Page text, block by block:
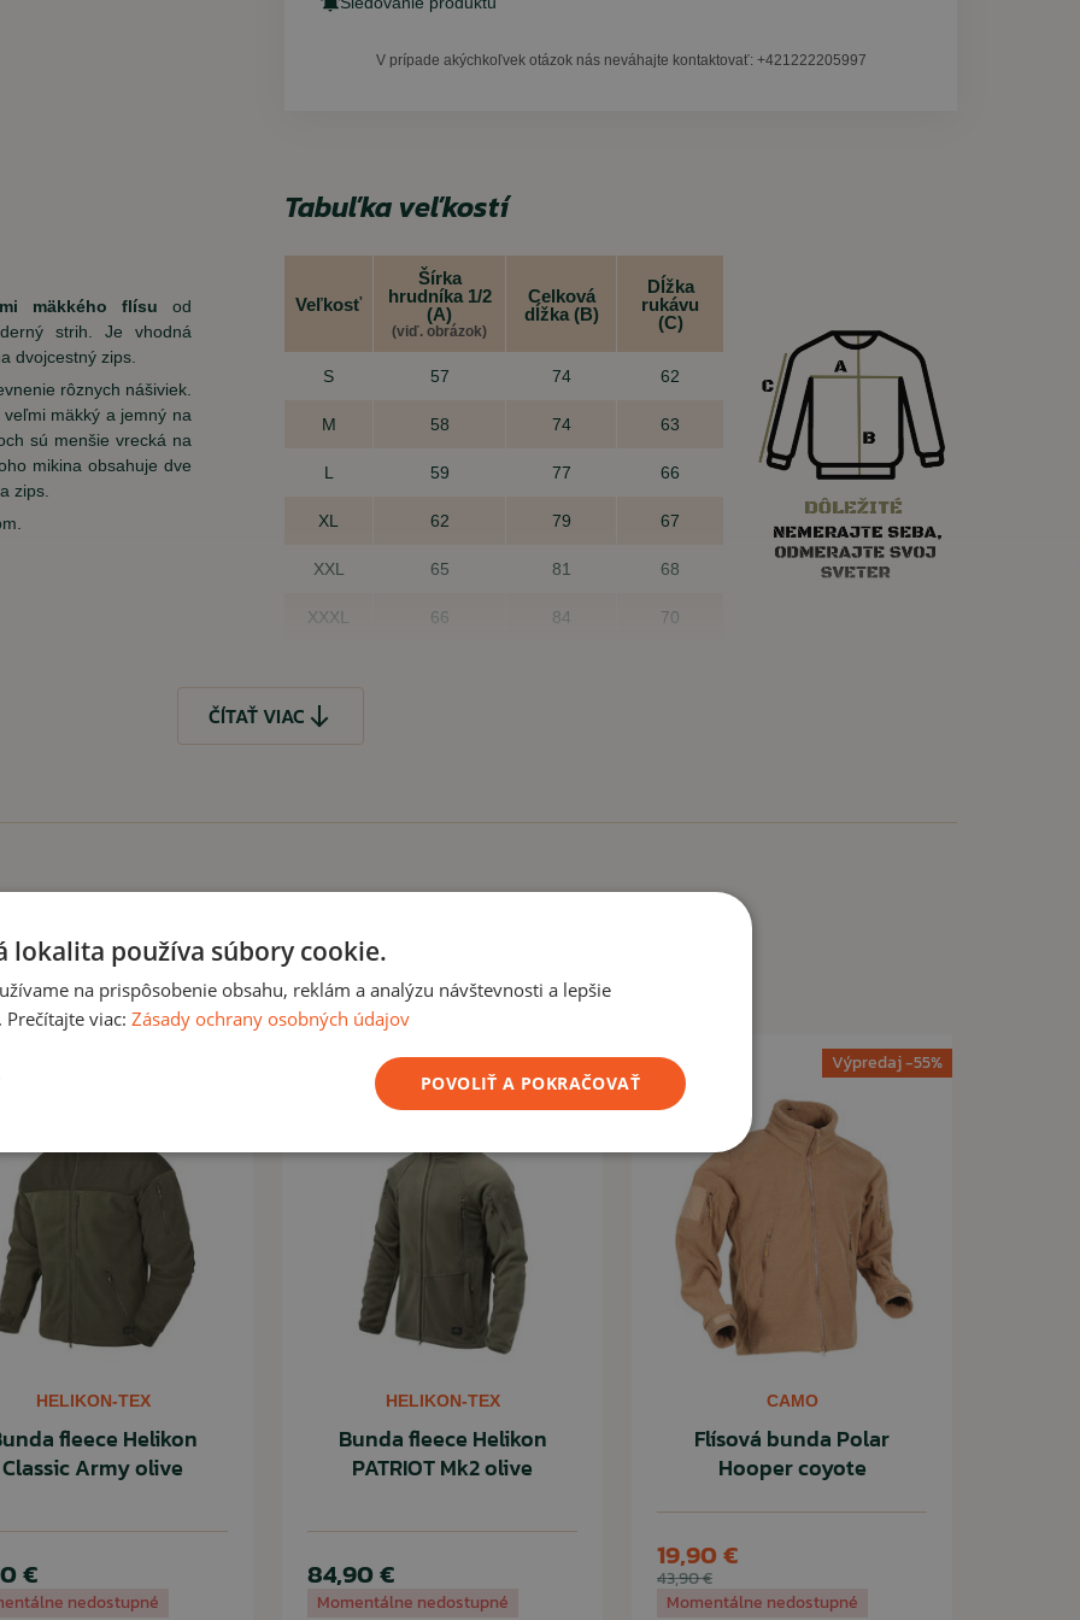
V prípade akýchkoľvek otázok nás neváhajte kontaktovať: +421222205997
mäkkého flísu od
strih. Je vhodná
dvojcestný zips.
rôznych nášiviek.
mäkký a jemný na
sú menšie vrecká na
mikina obsahuje dve
zips.
na bežné, civilné
Tabuľka veľkostí
Veľkosť
Šírka
hrudníka 1/2
(A)
(viď. obrázok)
Celková
dĺžka (B)
Dĺžka
rukávu
(C)
S 57 74 62
M 58 74 63
L 59 77 66
XL 62 79 67
XXL 65 81 68
XXXL 66 84 70
Tolerovaná odchýlka +/- 2 cm
ČÍTAŤ VIAC
HELIKON-TEX
fleece Helikon
Classic Army olive
€
nedostupné
HELIKON-TEX
Bunda fleece Helikon
PATRIOT Mk2 olive
84,90 €
Momentálne nedostupné
Výpredaj -55%
CAMO
Flísová bunda Polar
Hooper coyote
43,90 €
19,90 €
Momentálne nedostupné
lokalita používa súbory cookie.
na prispôsobenie obsahu, reklám a analýzu návštevnosti a lepšie
viac: Zásady ochrany osobných údajov
POVOLIŤ A POKRAČOVAŤ